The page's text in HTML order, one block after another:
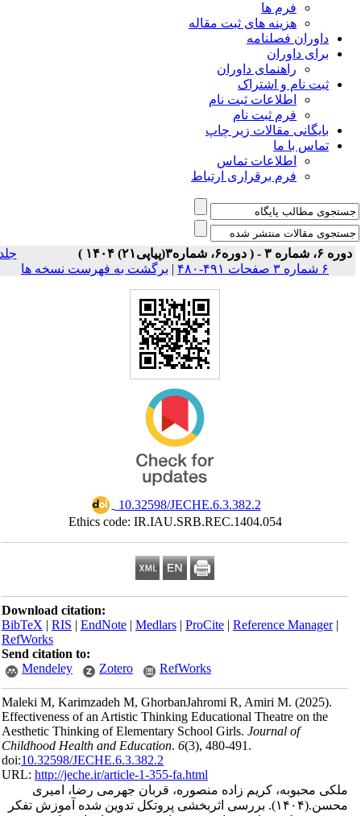
فرم ها
هزینه های ثبت مقاله
داوران فصلنامه
برای داوران
راهنمای داوران
ثبت نام و اشتراک
اطلاعات ثبت نام
فرم ثبت نام
بایگانی مقالات زیر چاپ
تماس با ما
اطلاعات تماس
فرم برقراری ارتباط
دوره ۶، شماره ۳ - ( دوره۶، شماره۳(پیاپی۲۱) ۱۴۰۴ )
جلد
|برگشت به فهرست نسخه ها
‎ 10.32598/JECHE.6.3.382.2
Ethics code: IR.IAU.SRB.REC.1404.054
Download citation:
BibTeX|RIS|EndNote|Medlars|ProCite|Reference Manager
RefWorks
Send citation to:
Mendeley
Zotero RefWorks
Maleki M, Karimzadeh M, GhorbanJahromi R, Amiri M.(2025).
Effectiveness of an Artistic Thinking Educational Theatre on the
Aesthetic Thinking of Elementary School Girls.Journal of
Childhood Health and Education.6(3), 480-491.
doi:10.32598/JECHE.6.3.382.2
URL:http://jeche.ir/article-1-355-fa.html
ملکی محبوبه، کریم زاده منصوره، قربان جهرمی رضا، امیری
محسن.(۱۴۰۴).
بررسی اثربخشی پروتکل تدوین شده آموزش تفکر